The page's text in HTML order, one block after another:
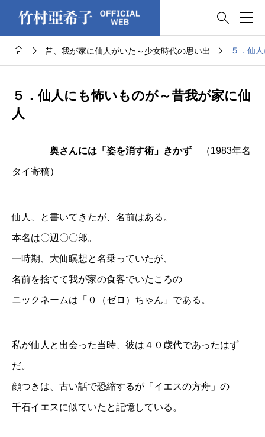

  昔、我が家に仙人がいた～少女時代の思い出  ５．仙
５．仙人にも怖いものが～昔我が家に仙
人
奥さんには「姿を消す術」きかず （1983年名
タイ寄稿）
仙人、と書いてきたが、名前はある。
本名は〇辺〇〇郎。
一時期、大仙瞑想と名乗っていたが、
名前を捨てて我が家の食客でいたころの
ニックネームは「０（ゼロ）ちゃん」である。
私が仙人と出会った当時、彼は４０歳代であったはず
だ。
顔つきは、古い話で恐縮するが「イエスの方舟」の
千石イエスに似ていたと記憶している。